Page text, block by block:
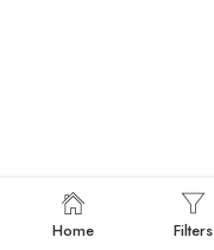
Home Filters